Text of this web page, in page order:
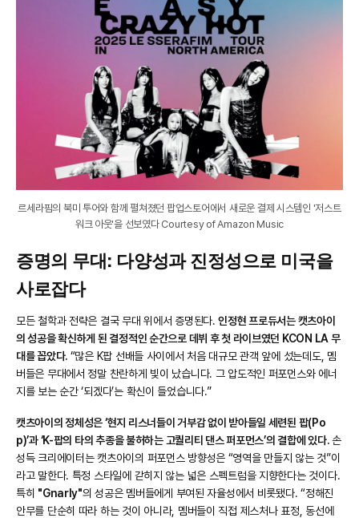
르세라핌의 북미 투어와 함께 펼쳐졌던 팝업스토어에서 새로운 결제 시스템인 '저스트
워크 아웃'을 선보였다 Courtesy of Amazon Music
증명의 무대: 다양성과 진정성으로 미국을
사로잡다
모든 철학과 전략은 결국 무대 위에서 증명된다.인정현 프로듀서는 캣츠아이
의 성공을 확신하게 된 결정적인 순간으로 데뷔 후 첫 라이브였던 KCON LA 무
대를 꼽았다. “많은 K팝 선배들 사이에서 처음 대규모 관객 앞에 섰는데도, 멤
버들은 무대에서 정말 찬란하게 빛이 났습니다. 그 압도적인 퍼포먼스와 에너
지를 보는 순간 ‘되겠다’는 확신이 들었습니다.”
캣츠아이의 정체성은 ‘현지 리스너들이 거부감 없이 받아들일 세련된 팝(Po
p)’과 ‘K-팝의 타의 추종을 불허하는 고퀄리티 댄스 퍼포먼스’의 결합에 있다.손
성득 크리에이터는 캣츠아이의 퍼포먼스 방향성은 “영역을 만들지 않는 것”이
라고 말한다. 특정 스타일에 갇히지 않는 넓은 스펙트럼을 지향한다는 것이다.
특히 "Gnarly"의 성공은 멤버들에게 부여된 자율성에서 비롯됐다. “정해진
안무를 단순히 따라 하는 것이 아니라, 멤버들이 직접 제스처나 표정, 동선에